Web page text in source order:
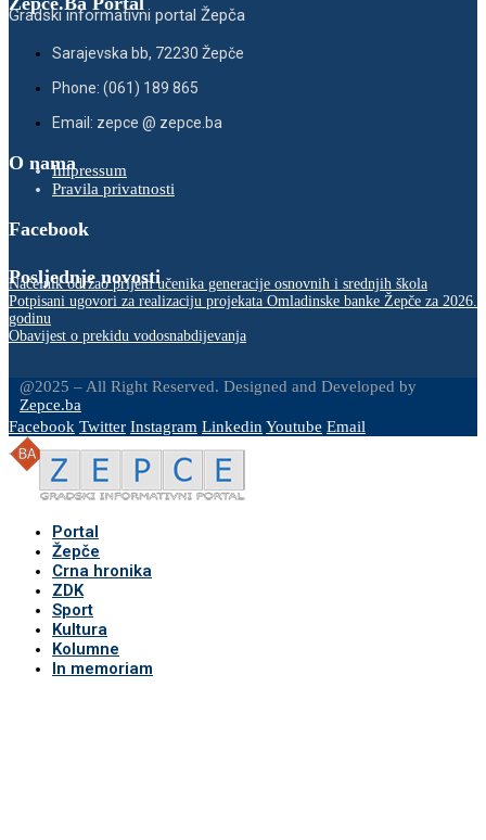
Gradski informativni portal Žepča
Sarajevska bb, 72230 Žepče
Phone: (061) 189 865
Email: zepce @ zepce.ba
O namaImpressum
Pravila privatnosti
Facebook
Posljednje novosti
Načelnik održao prijem učenika generacije osnovnih i srednjih škola
Potpisani ugovori za realizaciju projekata Omladinske banke Žepče za 2026.
godinu
Obavijest o prekidu vodosnabdijevanja
@2025 – All Right Reserved. Designed and Developed by
Zepce.ba
Facebook Twitter Instagram LinkedinYoutube Email
Portal
Žepče
Crna hronika
ZDK
Sport
Kultura
Kolumne
In memoriam